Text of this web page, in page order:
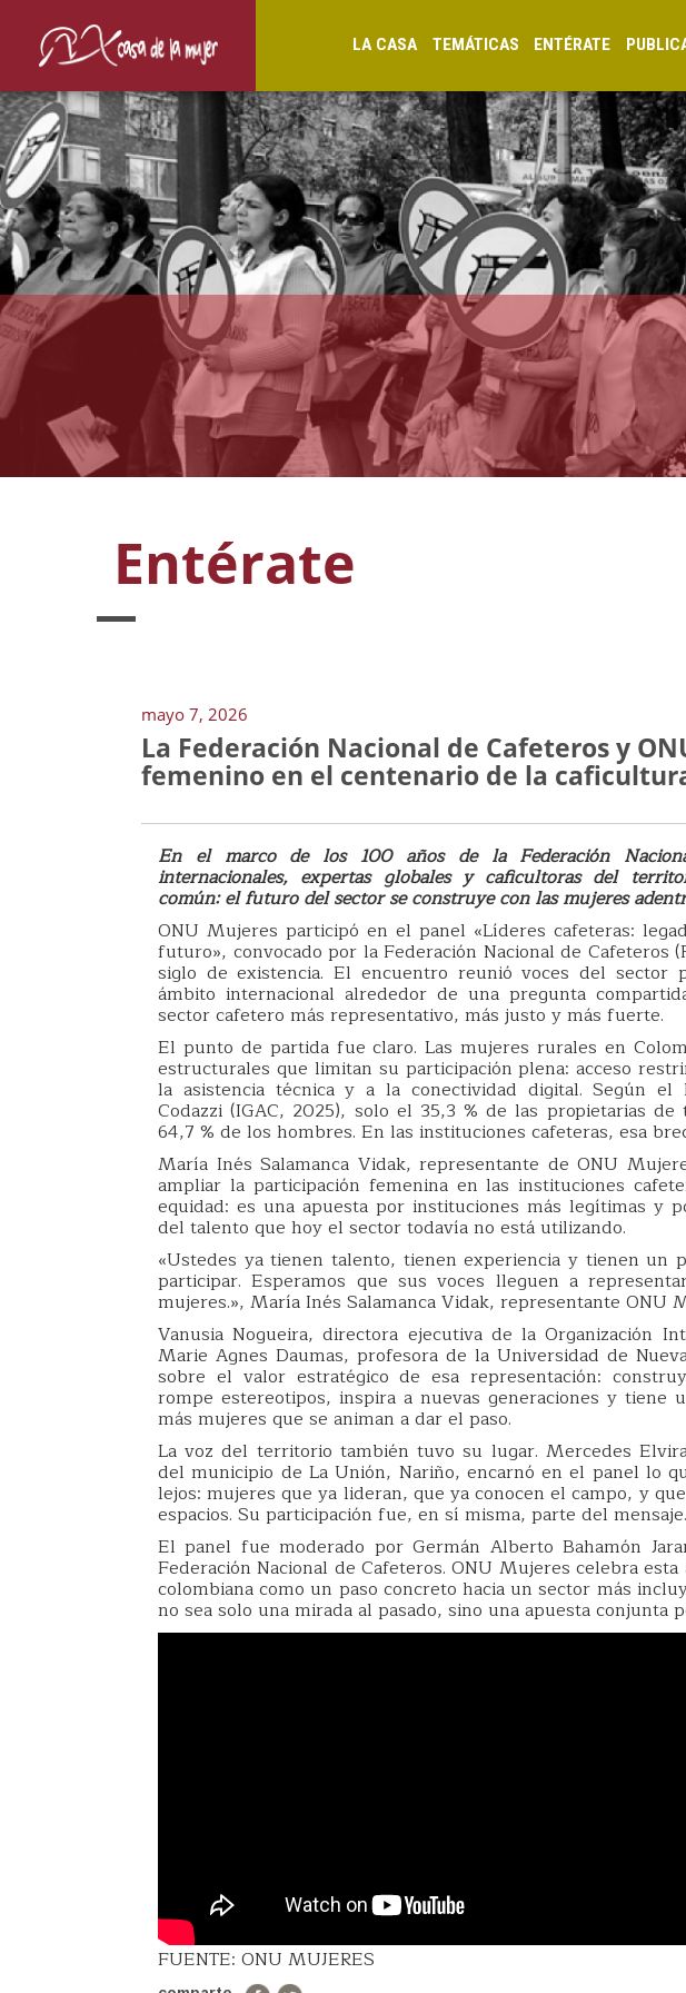
LA CASA TEMÁTICAS ENTÉRATE
Entérate
mayo 7, 2026
La Federación Nacional de Cafeteros y
femenino en el centenario de la
En el marco de los 100 años de la Federación
internacionales, expertas globales y caficultoras del
común: el futuro del sector se construye con las mujeres
ONU Mujeres participó en el panel «Líderes cafeteras:
futuro», convocado por la Federación Nacional de Cafeteros
siglo de existencia. El encuentro reunió voces del sector
ámbito internacional alrededor de una pregunta
sector cafetero más representativo, más justo y más fuerte.
El punto de partida fue claro. Las mujeres rurales en
estructurales que limitan su participación plena: acceso
la asistencia técnica y a la conectividad digital. Según el
Codazzi (IGAC, 2025), solo el 35,3 % de las propietarias
64,7 % de los hombres. En las instituciones cafeteras, esa
María Inés Salamanca Vidak, representante de ONU
ampliar la participación femenina en las instituciones
equidad: es una apuesta por instituciones más legítimas y
del talento que hoy el sector todavía no está utilizando.
«Ustedes ya tienen talento, tienen experiencia y tienen un
participar. Esperamos que sus voces lleguen a
mujeres.», María Inés Salamanca Vidak, representante ONU
Vanusia Nogueira, directora ejecutiva de la Organización
Marie Agnes Daumas, profesora de la Universidad de
sobre el valor estratégico de esa representación:
rompe estereotipos, inspira a nuevas generaciones y tiene
más mujeres que se animan a dar el paso.
La voz del territorio también tuvo su lugar. Mercedes
del municipio de La Unión, Nariño, encarnó en el panel lo
lejos: mujeres que ya lideran, que ya conocen el campo, y
espacios. Su participación fue, en sí misma, parte del mensaje.
El panel fue moderado por Germán Alberto Bahamón
Federación Nacional de Cafeteros. ONU Mujeres celebra
colombiana como un paso concreto hacia un sector más
no sea solo una mirada al pasado, sino una apuesta conjunta
FUENTE: ONU MUJERES